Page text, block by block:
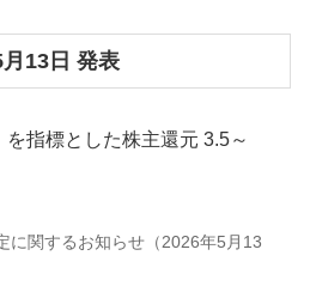
月13日 発表
指標とした株主還元 3.5～
に関するお知らせ（2026年5月13